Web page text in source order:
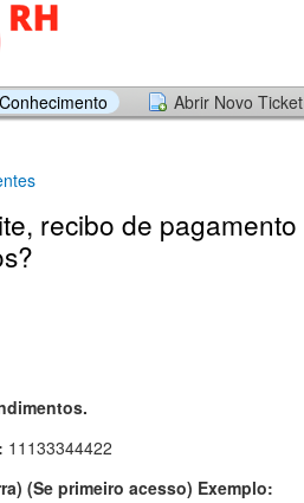
Abrir Novo Ticket
recibo de pagamento
11133344422
(Se primeiro acesso) Exemplo: